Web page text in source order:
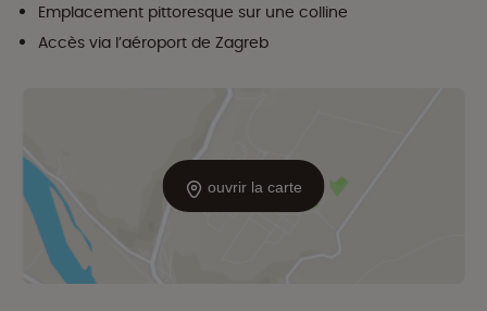
ouvrir la carte
Emplacement pittoresque sur une colline
Accès via l’aéroport de Zagreb